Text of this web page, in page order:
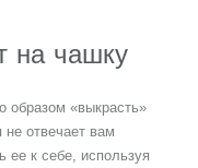
на чашку
образом «выкрасть»
отвечает вам
ее к себе, используя